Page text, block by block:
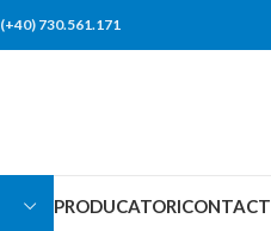
(+40) 730.561.171
PRODUCATORICONTACT